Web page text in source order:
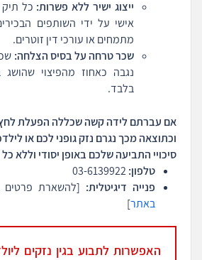
ייצוג ישיר ללא פשרות: כל תיק
אישי על ידי השותפים
מתמחים או עורכי דין זוטרים.
שכר טרחה על בסיס הצלחה:
נגבה כאחוז מהפיצוי
בלבד.
אם עברתם לידה קשה שכללה הפעלת לחץ
וכתוצאה מכך נגרם נזק גופני לכם או
סיכויי התביעה שלכם באופן יסודי וללא
טלפון:
פנייה דיגיטלית: [להשארת פרטים
באתר]
האפשרות לתבוע בגין נזקים